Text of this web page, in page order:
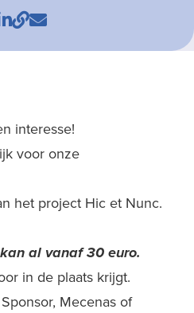
interesse!
voor onze
het project Hic et Nunc.
al vanaf 30 euro.
in de plaats krijgt.
Mecenas of